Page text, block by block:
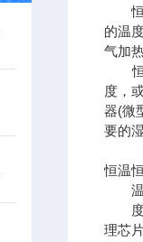
恒温
的温
气加
恒
度，
器(微
要的
恒温
温
度高
理芯